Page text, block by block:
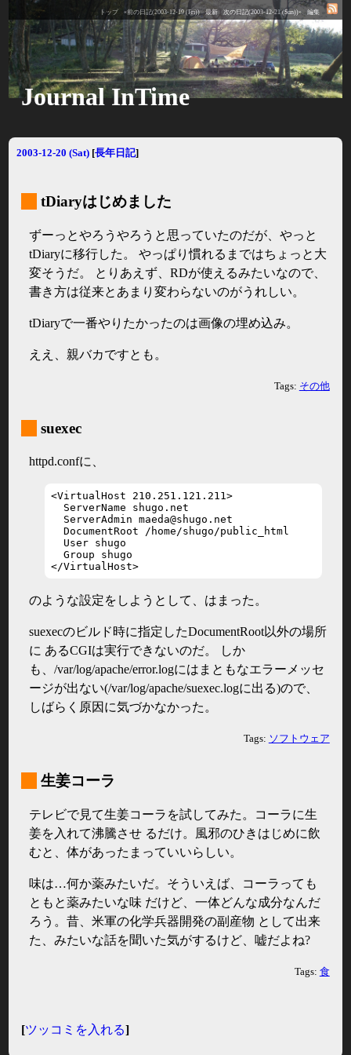
トップ «前の日記(2003-12-19 (Fri)) 最新 次の日記(2003-12-21 (Sun))» 編集
Journal InTime
2003-12-20 (Sat) [長年日記]
tDiaryはじめました
ずーっとやろうやろうと思っていたのだが、やっと
tDiaryに移行した。 やっぱり慣れるまではちょっと大
変そうだ。 とりあえず、RDが使えるみたいなので、
書き方は従来とあまり変わらないのがうれしい。
tDiaryで一番やりたかったのは画像の埋め込み。
ええ、親バカですとも。
Tags: その他
suexec
httpd.confに、
<VirtualHost 210.251.121.211>
  ServerName shugo.net
  ServerAdmin maeda@shugo.net
  DocumentRoot /home/shugo/public_html
  User shugo
  Group shugo
</VirtualHost>
のような設定をしようとして、はまった。
suexecのビルド時に指定したDocumentRoot以外の場所
に あるCGIは実行できないのだ。 しか
も、/var/log/apache/error.logにはまともなエラーメッセ
ージが出ない(/var/log/apache/suexec.logに出る)ので、
しばらく原因に気づかなかった。
Tags: ソフトウェア
生姜コーラ
テレビで見て生姜コーラを試してみた。コーラに生
姜を入れて沸騰させ るだけ。風邪のひきはじめに飲
むと、体があったまっていいらしい。
味は…何か薬みたいだ。そういえば、コーラっても
ともと薬みたいな味 だけど、一体どんな成分なんだ
ろう。昔、米軍の化学兵器開発の副産物 として出来
た、みたいな話を聞いた気がするけど、嘘だよね?
Tags: 食
[ツッコミを入れる]